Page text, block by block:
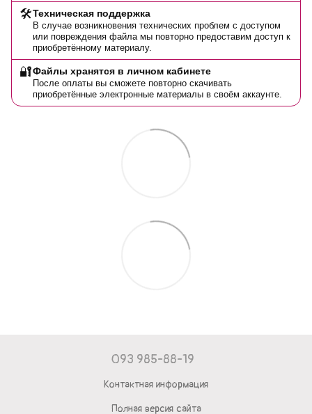
🛠️Техническая поддержка
В случае возникновения технических проблем с доступом
или повреждения файла мы повторно предоставим доступ к
приобретённому материалу.
🔐Файлы хранятся в личном кабинете
После оплаты вы сможете повторно скачивать
приобретённые электронные материалы в своём аккаунте.
093 985-88-19
Контактная информация
Полная версия сайта